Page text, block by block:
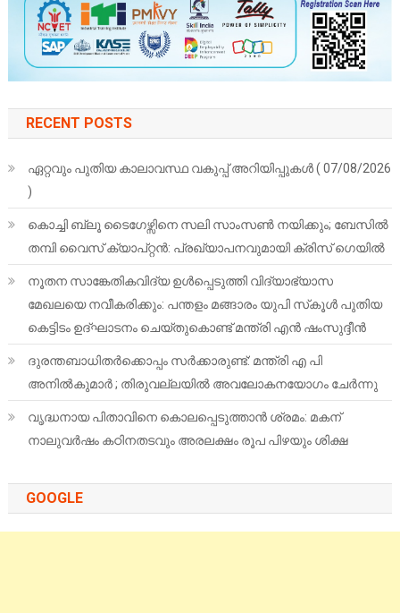
RECENT POSTS
ഏറ്റവും പുതിയ കാലാവസ്ഥ വകുപ്പ് അറിയിപ്പുകള്‍ ( 07/08/2026
)
കൊച്ചി ബ്ലൂ ടൈഗേഴ്സിനെ സലി സാംസൺ നയിക്കും; ബേസിൽ
തമ്പി വൈസ് ക്യാപ്റ്റൻ: പ്രഖ്യാപനവുമായി ക്രിസ് ഗെയിൽ
നൂതന സാങ്കേതികവിദ്യ ഉള്‍പ്പെടുത്തി വിദ്യാഭ്യാസ
മേഖലയെ നവീകരിക്കും: പന്തളം മങ്ങാരം യുപി സ്‌കൂള്‍ പുതിയ
കെട്ടിടം ഉദ്ഘാടനം ചെയ്തുകൊണ്ട് മന്ത്രി എന്‍ ഷംസുദ്ദീന്‍
ദുരന്തബാധിതര്‍ക്കൊപ്പം സര്‍ക്കാരുണ്ട്: മന്ത്രി എ പി
അനില്‍കുമാര്‍ ; തിരുവല്ലയില്‍ അവലോകനയോഗം ചേര്‍ന്നു
വൃദ്ധനായ പിതാവിനെ കൊലപ്പെടുത്താൻ ശ്രമം: മകന്
നാലുവർഷം കഠിനതടവും അരലക്ഷം രൂപ പിഴയും ശിക്ഷ
GOOGLE